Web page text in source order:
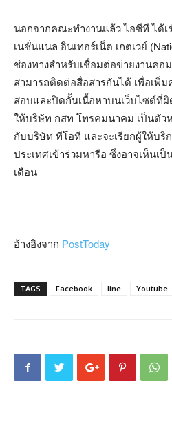
นอกจากคณะทำงานแล้ว ไอซีที ได้เ
เนชั่นแนล อินเทอร์เน็ต เกตเวย์
ช่องทางสำหรับเชื่อมต่อข่ายงานคอ
สามารถติดต่อสื่อสารกันได้ เพื่อเพิ่
สอบและปิดกั้นเนื้อหาบนเว็บไซต์ที่
ให้บริษัท กสท โทรคมนาคม เป็นตัว
กับบริษัท ทีโอที และจะเรียกผู้ให้บริ
ประเทศเข้าร่วมหารือ ซึ่งอาจเห็นเ
เดือน
อ้างอิงจาก PostToday
TAGS Facebook line Youtube